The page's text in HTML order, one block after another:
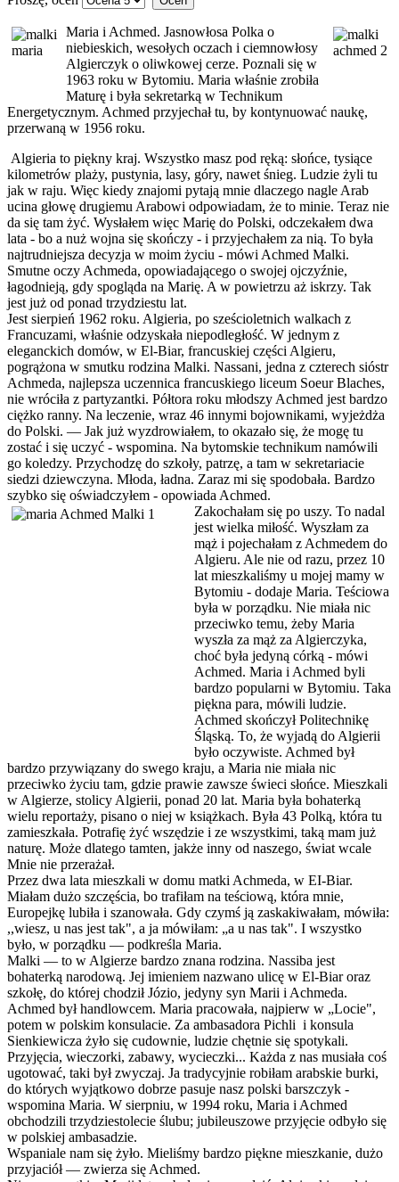
Maria i Achmed. Jasnowłosa Polka o
niebieskich, wesołych oczach i ciemnowłosy
Algierczyk o oliwkowej cerze. Poznali się w
1963 roku w Bytomiu. Maria właśnie zrobiła
Maturę i była sekretarką w Technikum
Energetycznym. Achmed przyjechał tu, by kontynuować naukę,
przerwaną w 1956 roku.
Algieria to piękny kraj. Wszystko masz pod ręką: słońce, tysiące
kilometrów plaży, pustynia, lasy, góry, nawet śnieg. Ludzie żyli tu
jak w raju. Więc kiedy znajomi pytają mnie dlaczego nagle Arab
ucina głowę drugiemu Arabowi odpowiadam, że to minie. Teraz nie
da się tam żyć. Wysłałem więc Marię do Polski, odczekałem dwa
lata - bo a nuż wojna się skończy - i przyjechałem za nią. To była
najtrudniejsza decyzja w moim życiu - mówi Achmed Malki.
Smutne oczy Achmeda, opowiadającego o swojej ojczyźnie,
łagodnieją, gdy spogląda na Marię. A w powietrzu aż iskrzy. Tak
jest już od ponad trzydziestu lat.
Jest sierpień 1962 roku. Algieria, po sześcioletnich walkach z
Francuzami, właśnie odzyskała niepodległość. W jednym z
eleganckich domów, w El-Biar, francuskiej części Algieru,
pogrążona w smutku rodzina Malki. Nassani, jedna z czterech sióstr
Achmeda, najlepsza uczennica francuskiego liceum Soeur Blaches,
nie wróciła z partyzantki. Półtora roku młodszy Achmed jest bardzo
ciężko ranny. Na leczenie, wraz 46 innymi bojownikami, wyjeżdża
do Polski. — Jak już wyzdrowiałem, to okazało się, że mogę tu
zostać i się uczyć - wspomina. Na bytomskie technikum namówili
go koledzy. Przychodzę do szkoły, patrzę, a tam w sekretariacie
siedzi dziewczyna. Młoda, ładna. Zaraz mi się spodobała. Bardzo
szybko się oświadczyłem - opowiada Achmed.
Zakochałam się po uszy. To nadal
jest wielka miłość. Wyszłam za
mąż i pojechałam z Achmedem do
Algieru. Ale nie od razu, przez 10
lat mieszkaliśmy u mojej mamy w
Bytomiu - dodaje Maria. Teściowa
była w porządku. Nie miała nic
przeciwko temu, żeby Maria
wyszła za mąż za Algierczyka,
choć była jedyną córką - mówi
Achmed. Maria i Achmed byli
bardzo popularni w Bytomiu. Taka
piękna para, mówili ludzie.
Achmed skończył Politechnikę
Śląską. To, że wyjadą do Algierii
było oczywiste. Achmed był
bardzo przywiązany do swego kraju, a Maria nie miała nic
przeciwko życiu tam, gdzie prawie zawsze świeci słońce. Mieszkali
w Algierze, stolicy Algierii, ponad 20 lat. Maria była bohaterką
wielu reportaży, pisano o niej w książkach. Była 43 Polką, która tu
zamieszkała. Potrafię żyć wszędzie i ze wszystkimi, taką mam już
naturę. Może dlatego tamten, jakże inny od naszego, świat wcale
Mnie nie przerażał.
Przez dwa lata mieszkali w domu matki Achmeda, w EI-Biar.
Miałam dużo szczęścia, bo trafiłam na teściową, która mnie,
Europejkę lubiła i szanowała. Gdy czymś ją zaskakiwałam, mówiła:
,,wiesz, u nas jest tak", a ja mówiłam: „a u nas tak". I wszystko
było, w porządku — podkreśla Maria.
Malki — to w Algierze bardzo znana rodzina. Nassiba jest
bohaterką narodową. Jej imieniem nazwano ulicę w El-Biar oraz
szkołę, do której chodził Józio, jedyny syn Marii i Achmeda.
Achmed był handlowcem. Maria pracowała, najpierw w „Locie",
potem w polskim konsulacie. Za ambasadora Pichli i konsula
Sienkiewicza żyło się cudownie, ludzie chętnie się spotykali.
Przyjęcia, wieczorki, zabawy, wycieczki... Każda z nas musiała coś
ugotować, taki był zwyczaj. Ja tradycyjnie robiłam arabskie burki,
do których wyjątkowo dobrze pasuje nasz polski barszczyk -
wspomina Maria. W sierpniu, w 1994 roku, Maria i Achmed
obchodzili trzydziestolecie ślubu; jubileuszowe przyjęcie odbyło się
w polskiej ambasadzie.
Wspaniale nam się żyło. Mieliśmy bardzo piękne mieszkanie, dużo
przyjaciół — zwierza się Achmed.